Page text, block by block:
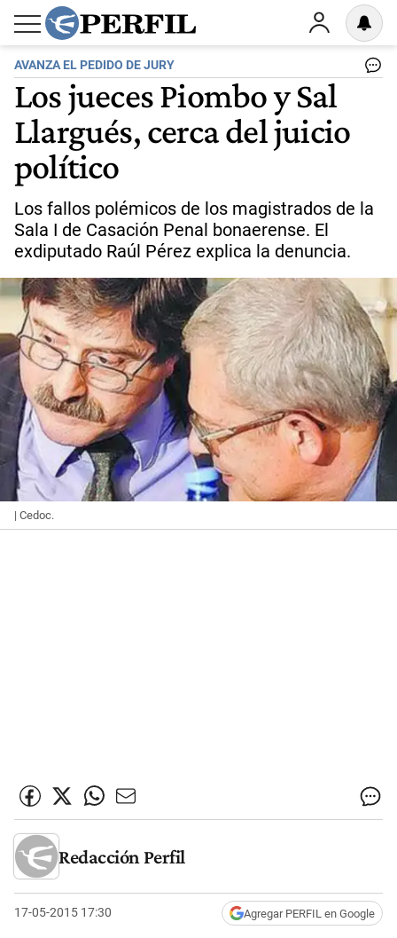
AVANZA EL PEDIDO DE JURY
Los jueces Piombo y Sal
Llargués, cerca del juicio
político
Los fallos polémicos de los magistrados de la
Sala I de Casación Penal bonaerense. El
exdiputado Raúl Pérez explica la denuncia.
| Cedoc.
Redacción Perfil
17-05-2015 17:30 Agregar PERFIL en Google